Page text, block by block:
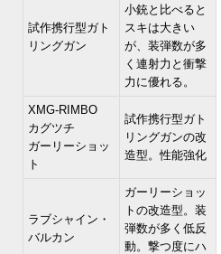
試作携行型ガト
リングガン
小銃と比べると
スキは大きい
が、装弾数が多
く連射力と衝撃
力に優れる。
XMG-RIMBO
カグツチ
ガーリーショッ
ト
試作携行型ガト
リングガンの改
造型。性能強化
ラブシャイン・
バルカン
ガーリーショッ
トの改造型。装
弾数が多く低反
動。撃つ度にハ